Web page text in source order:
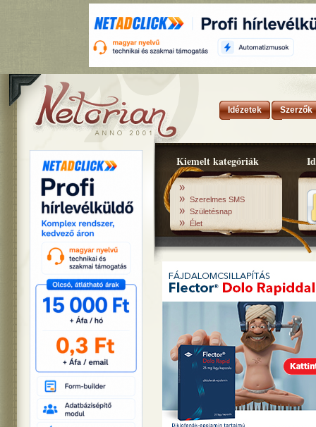
Idézetek Szerzők
Kiemelt kategóriák
»
» Szerelmes SMS
» Születésnap
» Élet